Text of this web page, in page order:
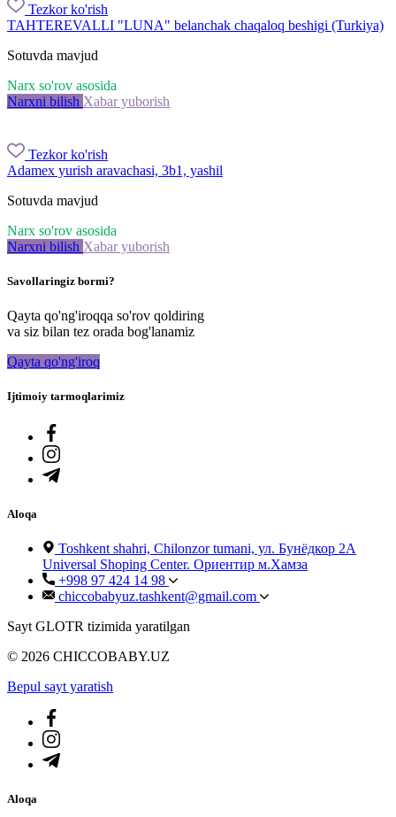
Tezkor ko'rish
TAHTEREVALLI "LUNA" belanchak chaqaloq beshigi (Turkiya)
Sotuvda mavjud
Narx so'rov asosida
Narxni bilish Xabar yuborish
Tezkor ko'rish
Adamex yurish aravachasi, 3b1, yashil
Sotuvda mavjud
Narx so'rov asosida
Narxni bilish Xabar yuborish
Savollaringiz bormi?
Qayta qo'ng'iroqqa so'rov qoldiring
va siz bilan tez orada bog'lanamiz
Qayta qo'ng'iroq
Ijtimoiy tarmoqlarimiz
Aloqa
Toshkent shahri, Chilonzor tumani, ул. Бунёдкор 2А
Universal Shoping Center. Ориентир м.Хамза
+998 97 424 14 98
chiccobabyuz.tashkent@gmail.com
Sayt GLOTR tizimida yaratilgan
© 2026 CHICCOBABY.UZ
Bepul sayt yaratish
Aloqa